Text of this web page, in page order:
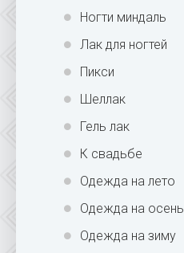
Ногти миндаль
Лак для ногтей
Пикси
Шеллак
Гель лак
К свадьбе
Одежда на лето
Одежда на осень
Одежда на зиму